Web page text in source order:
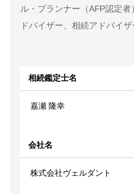
ル・プランナー（AFP認定
ドバイザー、相続アドバイザ
相続鑑定士名
嘉瀬 隆幸
会社名
株式会社ヴェルダント